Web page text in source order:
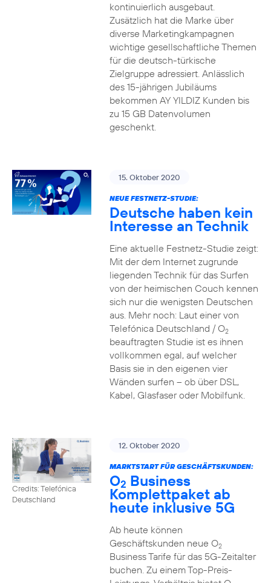
kontinuierlich ausgebaut.
Zusätzlich hat die Marke über
diverse Marketingkampagnen
wichtige gesellschaftliche Themen
für die deutsch-türkische
Zielgruppe adressiert. Anlässlich
des 15-jährigen Jubiläums
bekommen AY YILDIZ Kunden bis
zu 15 GB Datenvolumen
geschenkt.
15. Oktober 2020
NEUE FESTNETZ-STUDIE:
Deutsche haben kein
Interesse an Technik
Eine aktuelle Festnetz-Studie zeigt:
Mit der dem Internet zugrunde
liegenden Technik für das Surfen
von der heimischen Couch kennen
sich nur die wenigsten Deutschen
aus. Mehr noch: Laut einer von
Telefónica Deutschland / O2
beauftragten Studie ist es ihnen
vollkommen egal, auf welcher
Basis sie in den eigenen vier
Wänden surfen – ob über DSL,
Kabel, Glasfaser oder Mobilfunk.
Credits: Telefónica
Deutschland
12. Oktober 2020
MARKTSTART FÜR GESCHÄFTSKUNDEN:
O2 Business
Komplettpaket ab
heute inklusive 5G
Ab heute können
Geschäftskunden neue O2
Business Tarife für das 5G-Zeitalter
buchen. Zu einem Top-Preis-